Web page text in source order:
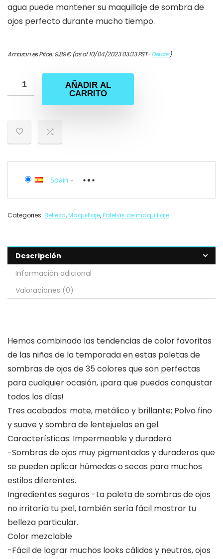
agua puede mantener su maquillaje de sombra de
ojos perfecto durante mucho tiempo.
Amazon.es Price:9,89€(as of 10/04/2023 03:33 PST-Details)
AÑADIR AL
CARRITO
Spain -
Categories: Belleza,Maquillaje,Paletas de maquillaje
Descripción
Información adicional
Valoraciones (0)
Hemos combinado las tendencias de color favoritas
de las niñas de la temporada en estas paletas de
sombras de ojos de 35 colores que son perfectas
para cualquier ocasión, ¡para que puedas conquistar
todos los días!
Tres acabados: mate, metálico y brillante; Polvo fino
y suave y sombra de lentejuelas en gel.
Características: Impermeable y duradero
-Sombras de ojos muy pigmentadas y duraderas que
se pueden aplicar húmedas o secas para muchos
estilos diferentes.
Ingredientes seguros -La paleta de sombras de ojos
no irritaría tu piel, también sería fácil mostrar tu
belleza particular.
Color mezclable
-Fácil de lograr muchos looks cálidos y neutros, ojos